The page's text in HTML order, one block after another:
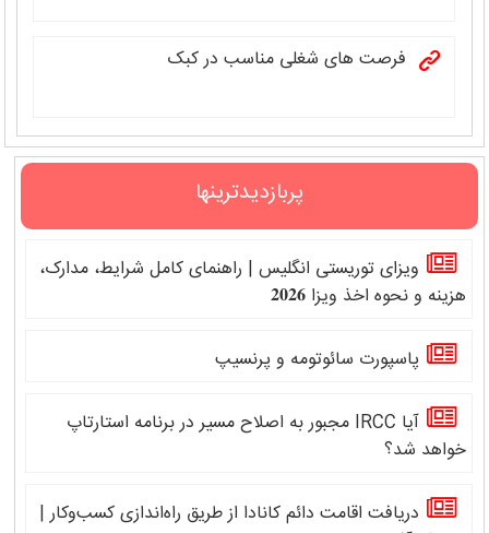
فرصت های شغلی مناسب در کبک
پربازدیدترینها
ویزای توریستی انگلیس | راهنمای کامل شرایط، مدارک،
هزینه و نحوه اخذ ویزا 𝟐𝟎𝟐𝟔
پاسپورت سائوتومه و پرنسیپ
آیا IRCC مجبور به اصلاح مسیر در برنامه استارتاپ
خواهد شد؟
دریافت اقامت دائم کانادا از طریق راه‌اندازی کسب‌وکار |